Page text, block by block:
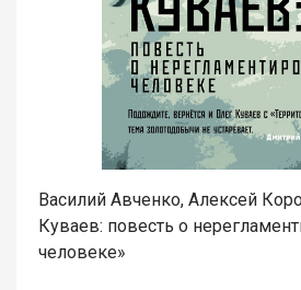
Василий Авченко, Алексей
Куваев: повесть о
человеке»